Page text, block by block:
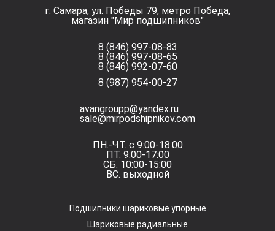
г. Самара, ул. Победы 79, метро Победа,
магазин "Мир подшипников"
8 (846) 997-08-83
8 (846) 997-08-65
8 (846) 992-07-60
8 (987) 954-00-27
avangroupp@yandex.ru
sale@mirpodshipnikov.com
ПН.-ЧТ. с 9:00-18:00
ПТ. 9:00-17:00
СБ. 10:00-15:00
ВС. выходной
Подшипники шариковые упорные
Шариковые радиальные